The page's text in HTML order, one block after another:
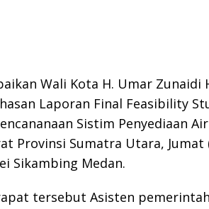
Wali Kota H. Umar
Laporan Final Feasibility
Sistim Penyediaan Air
Provinsi Sumatra Utara,
Sikambing Medan.
tersebut Asisten